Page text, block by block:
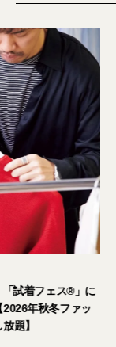
試着フェス®︎」に
年秋冬ファッ
題】